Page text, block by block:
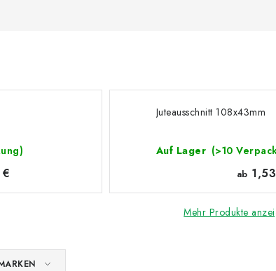
Juteausschnitt 108x43mm
Auf Lager (>10
ab
Mehr Produkte